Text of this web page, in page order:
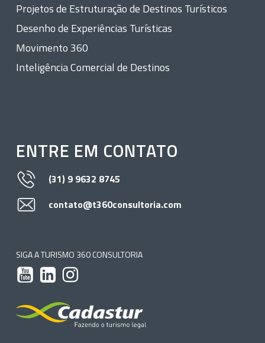
Projetos de Estruturação de Destinos Turísticos
Desenho de Experiências Turísticas
Movimento 360
Inteligência Comercial de Destinos
ENTRE EM CONTATO
(31) 9 9632 8745
contato@t360consultoria.com
SIGA A TURISMO 360 CONSULTORIA